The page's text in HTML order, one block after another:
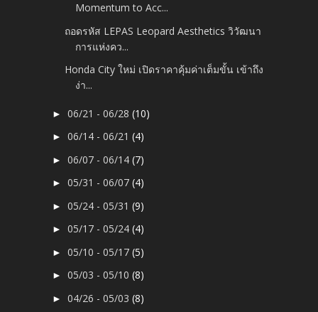
Momentum to Acc...
ถอดรหัส LEPAS Leopard Aesthetics วิวัฒนา
การแห่งคว...
Honda City ใหม่ เปิดราคาคุ้มค่าเต็มขั้น เข้าถึง
ง่า...
►06/21 - 06/28(10)
►06/14 - 06/21(4)
►06/07 - 06/14(7)
►05/31 - 06/07(4)
►05/24 - 05/31(9)
►05/17 - 05/24(4)
►05/10 - 05/17(5)
►05/03 - 05/10(8)
►04/26 - 05/03(8)